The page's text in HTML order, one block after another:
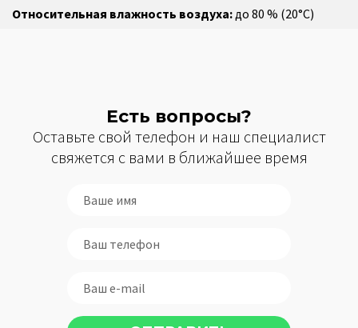
Относительная влажность воздуха:до 80 % (20°C)
Есть вопросы?
Оставьте свой телефон и наш специалист
свяжется с вами в ближайшее время